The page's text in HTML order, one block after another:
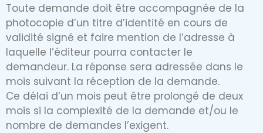
Toute demande doit être accompagnée de la
photocopie d’un titre d’identité en cours de
validité signé et faire mention de l’adresse à
laquelle l’éditeur pourra contacter le
demandeur. La réponse sera adressée dans le
mois suivant la réception de la demande.
Ce délai d’un mois peut être prolongé de deux
mois si la complexité de la demande et/ou le
nombre de demandes l’exigent.